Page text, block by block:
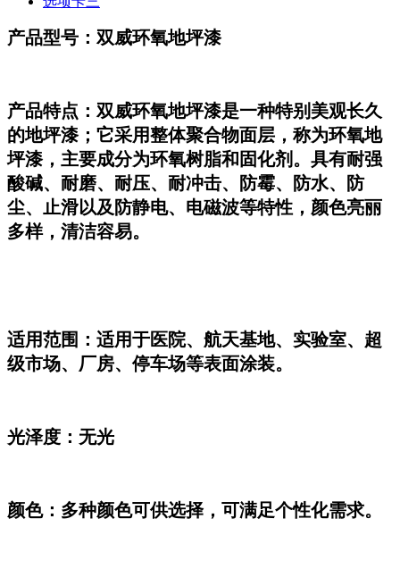
产品型号：双威环氧地坪漆
产品特点： 双威环氧地坪漆是一种特别美观长久
的地坪漆；它采用整体聚合物面层，称为环氧地
坪漆，主要成分为环氧树脂和固化剂。具有耐强
酸碱、耐磨、耐压、耐冲击、防霉、防水、防
尘、止滑以及防静电、电磁波等特性，颜色亮丽
多样，清洁容易。
适用范围：适用于医院、航天基地、实验室、超
级市场、厂房、停车场等表面涂装。
光泽度：无光
颜色：多种颜色可供选择，可满足个性化需求。